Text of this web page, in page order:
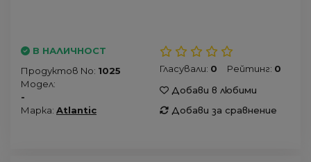
В НАЛИЧНОСТ
Продуктов No: 1025
Модел:
-
Марка: Atlantic
Гласували: 0 Рейтинг: 0
Добави в любими
Добави за сравнение